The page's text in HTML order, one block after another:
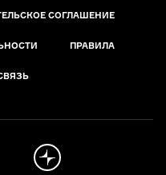
СОГЛАШЕНИЕ
ПРАВИЛА